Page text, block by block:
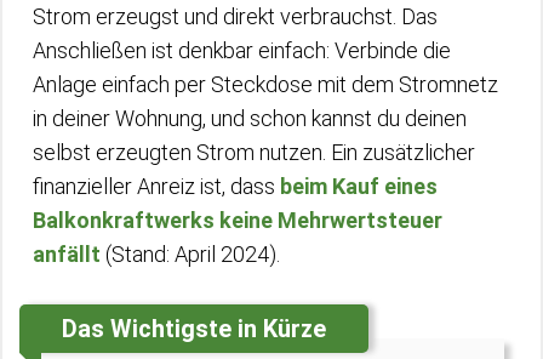
Strom erzeugst und direkt verbrauchst. Das
Anschließen ist denkbar einfach: Verbinde die
Anlage einfach per Steckdose mit dem Stromnetz
in deiner Wohnung, und schon kannst du deinen
selbst erzeugten Strom nutzen. Ein zusätzlicher
finanzieller Anreiz ist, dass beim Kauf eines
Balkonkraftwerks keine Mehrwertsteuer
anfällt (Stand: April 2024).
Das Wichtigste in Kürze